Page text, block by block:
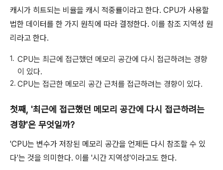
캐시가 히트되는 비율을 캐시 적중률이라고 한다. CPU가 사용할
법한 데이터를 한 가지 원칙에 따라 결정한다. 이를 참조 지역성 원
리라고 한다.
CPU는 최근에 접근했던 메모리 공간에 다시 접근하려는 경향
이 있다.
CPU는 접근한 메모리 공간 근처를 접근하려는 경향이 있다.
첫째, '최근에 접근했던 메모리 공간에 다시 접근하려는
경향'은 무엇일까?
'CPU는 변수가 저장된 메모리 공간을 언제든 다시 참조할 수 있
다'는 것을 의미한다. 이를 '시간 지역성'이라고도 한다.